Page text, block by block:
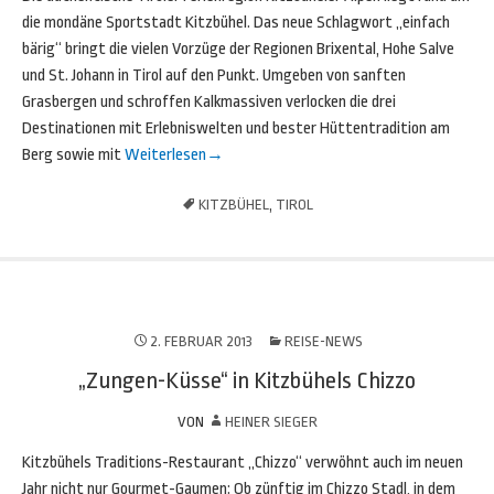
die mondäne Sportstadt Kitzbühel. Das neue Schlagwort „einfach
bärig“ bringt die vielen Vorzüge der Regionen Brixental, Hohe Salve
und St. Johann in Tirol auf den Punkt. Umgeben von sanften
Grasbergen und schroffen Kalkmassiven verlocken die drei
Destinationen mit Erlebniswelten und bester Hüttentradition am
Berg sowie mitWeiterlesen →
KITZBÜHEL, TIROL
2. FEBRUAR 2013 REISE-NEWS
„Zungen-Küsse“ in Kitzbühels Chizzo
VON HEINER SIEGER
Kitzbühels Traditions-Restaurant „Chizzo“ verwöhnt auch im neuen
Jahr nicht nur Gourmet-Gaumen: Ob zünftig im Chizzo Stadl, in dem